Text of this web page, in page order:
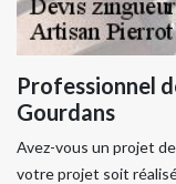
Professionnel
Gourdans
Avez-vous un projet
votre projet soit